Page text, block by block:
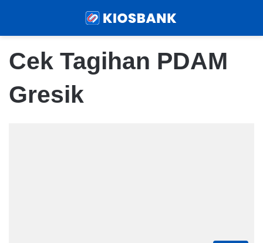
Cek Tagihan PDAM
Gresik